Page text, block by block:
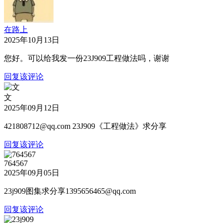
在路上
2025年10月13日
您好。可以给我发一份23J909工程做法吗，谢谢
回复该评论
文
2025年09月12日
421808712@qq.com 23J909《工程做法》求分享
回复该评论
764567
2025年09月05日
23j909图集求分享1395656465@qq.com
回复该评论